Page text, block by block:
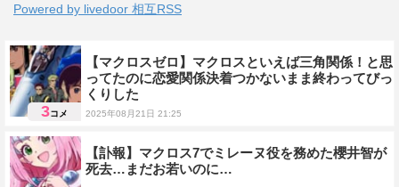
Powered by livedoor 相互RSS
3コメ
【マクロスゼロ】マクロスといえば三角関係！と思
ってたのに恋愛関係決着つかないまま終わってびっ
くりした
2025年08月21日 21:25
【訃報】マクロス7でミレーヌ役を務めた櫻井智が
死去…まだお若いのに…